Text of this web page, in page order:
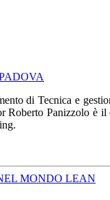
di Tecnica e
Panizzolo è
MONDO LEAN